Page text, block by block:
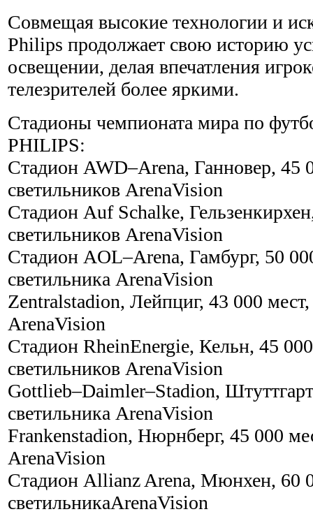
Совмещая высокие технологии и
Philips продолжает свою историю
освещении, делая впечатления
телезрителей более яркими.
Стадионы чемпионата мира по
PHILIPS:
Стадион AWD–Arena, Ганновер, 45
светильников ArenaVision
Стадион Auf Schalke,
светильников ArenaVision
Стадион AOL–Arena, Гамбург, 50
светильника ArenaVision
Zentralstadion, Лейпциг, 43 000
ArenaVision
Стадион RheinEnergie, Кельн, 45
светильников ArenaVision
Gottlieb–Daimler–Stadion,
светильника ArenaVision
Frankenstadion, Нюрнберг, 45 000
ArenaVision
Стадион Allianz Arena, Мюнхен, 60
светильникаArenaVision